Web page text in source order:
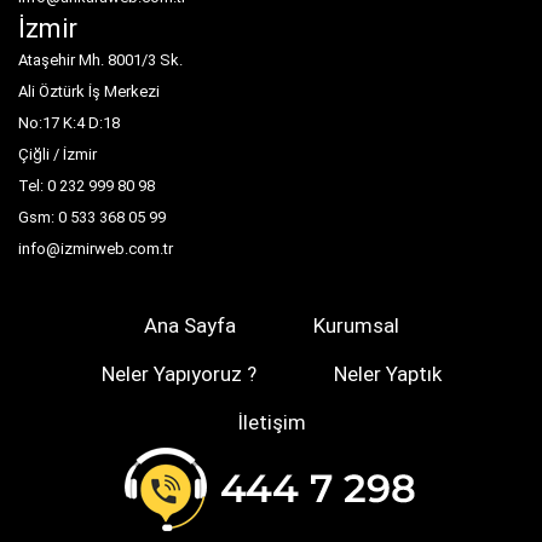
İzmir
Ataşehir Mh. 8001/3 Sk.
Ali Öztürk İş Merkezi
No:17 K:4 D:18
Çiğli / İzmir
Tel: 0 232 999 80 98
Gsm: 0 533 368 05 99
info@izmirweb.com.tr
Ana Sayfa
Kurumsal
Neler Yapıyoruz ?
Neler Yaptık
İletişim